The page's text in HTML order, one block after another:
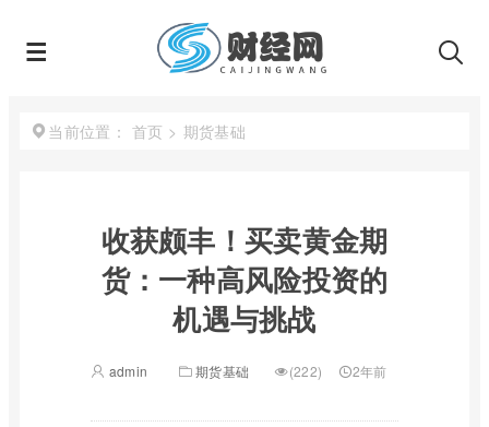
当前位置： 首页 > 期货基础
收获颇丰！买卖黄金期
货：一种高风险投资的
机遇与挑战
admin 期货基础 (222) 2年前